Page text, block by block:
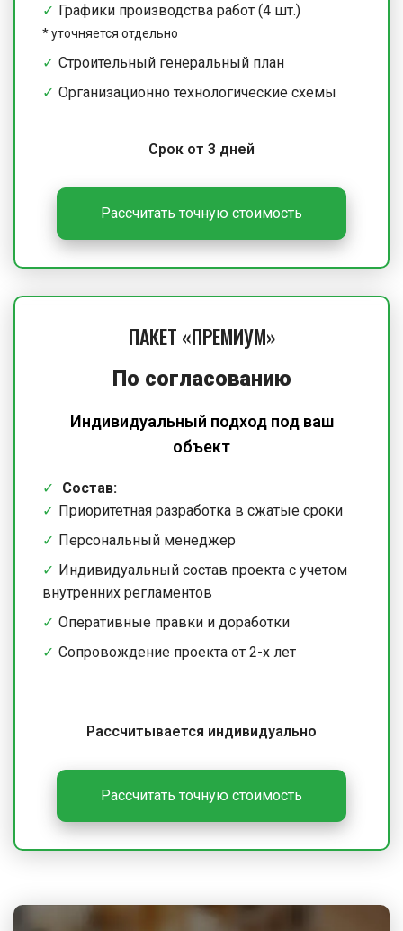
Графики производства работ (4 шт.)
*уточняется отдельно
Строительный генеральный план
Организационно технологические схемы
Срок от 3 дней
Рассчитать точную стоимость
ПАКЕТ «ПРЕМИУМ»
По согласованию
Индивидуальный подход под ваш
объект
Состав:
Приоритетная разработка в сжатые сроки
Персональный менеджер
Индивидуальный состав проекта с учетом
внутренних регламентов
Оперативные правки и доработки
Сопровождение проекта от 2-х лет
Рассчитывается индивидуально
Рассчитать точную стоимость